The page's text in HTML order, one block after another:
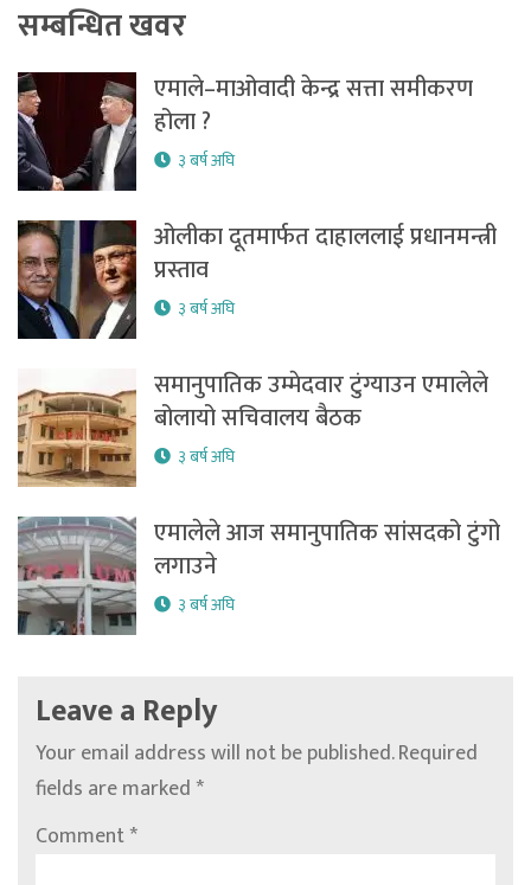
सम्बन्धित खवर
एमाले–माओवादी केन्द्र सत्ता समीकरण
होला ?
३ बर्ष अघि
ओलीका दूतमार्फत दाहाललाई प्रधानमन्त्री
प्रस्ताव
३ बर्ष अघि
समानुपातिक उम्मेदवार टुंग्याउन एमालेले
बोलायो सचिवालय बैठक
३ बर्ष अघि
एमालेले आज समानुपातिक सांसदको टुंगो
लगाउने
३ बर्ष अघि
Leave a Reply
Your email address will not be published.Required
fields are marked*
Comment*